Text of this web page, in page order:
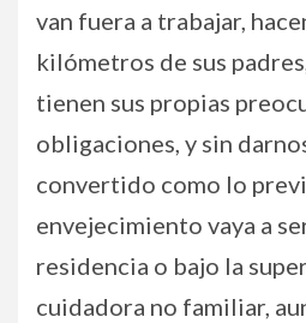
van fuera a trabajar,
kilómetros de sus
tienen sus propias
obligaciones, y sin
convertido como lo
envejecimiento vaya a
residencia o bajo la
cuidadora no familiar,